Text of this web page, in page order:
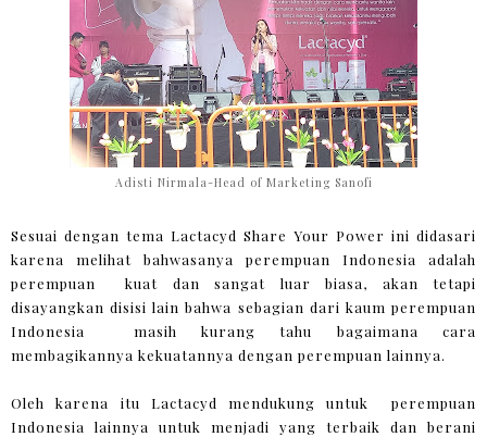
Adisti Nirmala-Head of Marketing Sanofi
Sesuai dengan tema Lactacyd Share Your Power ini didasari
karena melihat bahwasanya perempuan Indonesia adalah
perempuan kuat dan sangat luar biasa, akan tetapi
disayangkan disisi lain bahwa sebagian dari kaum perempuan
Indonesia masih kurang tahu bagaimana cara
membagikannya kekuatannya dengan perempuan lainnya.
Oleh karena itu Lactacyd mendukung untuk perempuan
Indonesia lainnya untuk menjadi yang terbaik dan berani